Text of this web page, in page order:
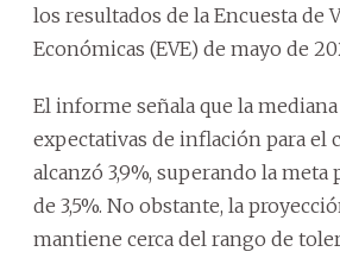
los resultados de la Encuesta de
Económicas (EVE) de mayo de
El informe señala que la mediana
expectativas de inflación para el
alcanzó 3,9%, superando la meta
de 3,5%. No obstante, la
mantiene cerca del rango de